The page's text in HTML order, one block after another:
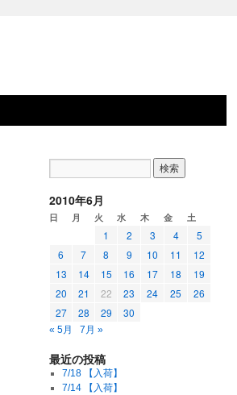
2010年6月
日 月 火 水 木 金 土
1 2 3 4
5
6
7 8 9 10 11
12
13
14 15 16 17 18
19
20
21 22 23 24 25
26
27
28 29 30
« 5月 7月 »
最近の投稿
7/18 【入荷】
7/14 【入荷】